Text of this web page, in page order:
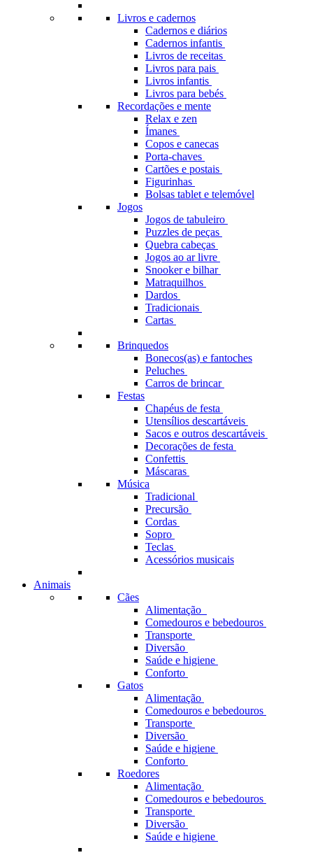
Livros e cadernos
Cadernos e diários
Cadernos infantis
Livros de receitas
Livros para pais
Livros infantis
Livros para bebés
Recordações e mente
Relax e zen
Ímanes
Copos e canecas
Porta-chaves
Cartões e postais
Figurinhas
Bolsas tablet e telemóvel
Jogos
Jogos de tabuleiro
Puzzles de peças
Quebra cabeças
Jogos ao ar livre
Snooker e bilhar
Matraquilhos
Dardos
Tradicionais
Cartas
Brinquedos
Bonecos(as) e fantoches
Peluches
Carros de brincar
Festas
Chapéus de festa
Utensílios descartáveis
Sacos e outros descartáveis
Decorações de festa
Confettis
Máscaras
Música
Tradicional
Precursão
Cordas
Sopro
Teclas
Acessórios musicais
Animais
Cães
Alimentação
Comedouros e bebedouros
Transporte
Diversão
Saúde e higiene
Conforto
Gatos
Alimentação
Comedouros e bebedouros
Transporte
Diversão
Saúde e higiene
Conforto
Roedores
Alimentação
Comedouros e bebedouros
Transporte
Diversão
Saúde e higiene